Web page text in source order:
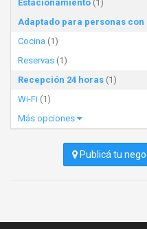
Estacionamiento (1)
Cocina (1)
Reservas (1)
Recepción 24 horas (1)
Wi-Fi (1)
Más opciones
Publicá tu